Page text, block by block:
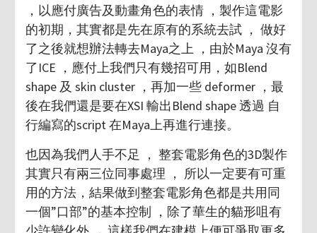
，以應付廣告及動畫角色的表情 ，製作這電影
的初期，其實都是先在原有的系統去試 ， 做好
了之後就想辦法轉去Maya之上 ，由於Maya 沒有
了ICE ，應付上我們只有幾招可用，如Blend
shape 及 skin cluster ，再加一些 deformer ，最
後在我們還是要在XSI 輸出Blend shape 透過 自
行編寫的script 在Maya上再進行連接。
也因為我們人手不足 ， 整套電影角色的3D製作
其實只有兩三位同事處理 ， 所以一定要有可重
用的方法，結果做到整套電影角色都是共用同
一個”口部”的基本控制 ，除了華生的貓形咀有